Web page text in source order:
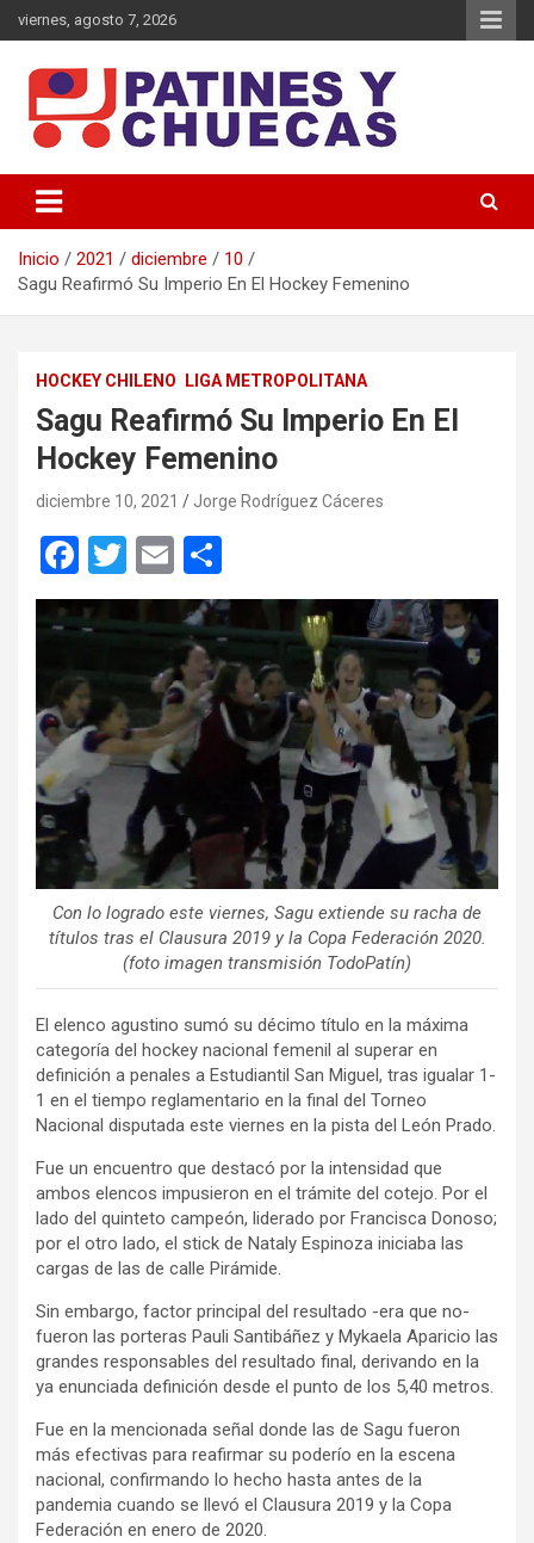
Saltar
al
viernes, agosto 7, 2026
Patines y Chuecas
Inicio 2021 diciembre
10
Sagu Reafirmó Su Imperio En El Hockey Femenino
HOCKEY CHILENO LIGA METROPOLITANA
Sagu Reafirmó Su Imperio En El
Hockey Femenino
diciembre 10, 2021 Jorge Rodríguez Cáceres
F
a
ce
b
o
o
k
T
wi
tt
er
E
m
ail
o
m
p
ar
tir
Con lo logrado este viernes, Sagu extiende su racha de
títulos tras el Clausura 2019 y la Copa Federación 2020.
(foto imagen transmisión TodoPatín)
El elenco agustino sumó su décimo título en la máxima
categoría del hockey nacional femenil al superar en
definición a penales a Estudiantil San Miguel, tras igualar 1-
1 en el tiempo reglamentario en la final del Torneo
Nacional disputada este viernes en la pista del León Prado.
Fue un encuentro que destacó por la intensidad que
ambos elencos impusieron en el trámite del cotejo. Por el
lado del quinteto campeón, liderado por Francisca Donoso;
por el otro lado, el stick de Nataly Espinoza iniciaba las
cargas de las de calle Pirámide.
Sin embargo, factor principal del resultado -era que no-
fueron las porteras Pauli Santibáñez y Mykaela Aparicio las
grandes responsables del resultado final, derivando en la
ya enunciada definición desde el punto de los 5,40 metros.
Fue en la mencionada señal donde las de Sagu fueron
más efectivas para reafirmar su poderío en la escena
nacional, confirmando lo hecho hasta antes de la
pandemia cuando se llevó el Clausura 2019 y la Copa
Federación en enero de 2020.